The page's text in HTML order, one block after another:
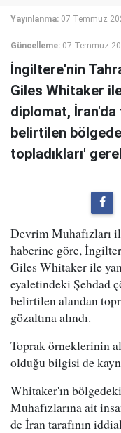
Yayınlanma: 07 Temmuz
Güncelleme: 07 Temmuz
İngiltere'nin
Giles Whitaker
diplomat, İran'da
belirtilen
topladıkları'
Devrim Muhafızları
haberine göre,
Giles Whitaker ile
eyaletindeki Şehdad
belirtilen alandan
gözaltına alındı.
Toprak örneklerinin
olduğu bilgisi de
Whitaker'ın
Muhafızlarına ait
de İran tarafının